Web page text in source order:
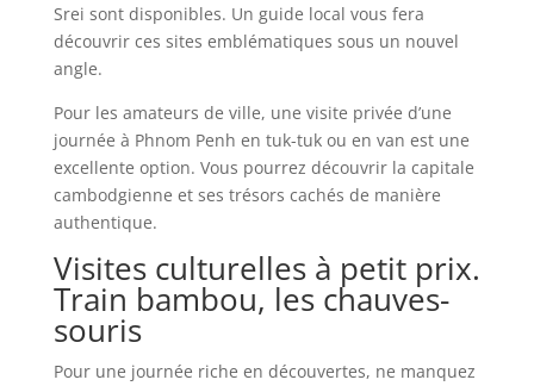
Srei sont disponibles. Un guide local vous fera
découvrir ces sites emblématiques sous un nouvel
angle.
Pour les amateurs de ville, une visite privée d’une
journée à Phnom Penh en tuk-tuk ou en van est une
excellente option. Vous pourrez découvrir la capitale
cambodgienne et ses trésors cachés de manière
authentique.
Visites culturelles à petit prix.
Train bambou, les chauves-
souris
Pour une journée riche en découvertes, ne manquez